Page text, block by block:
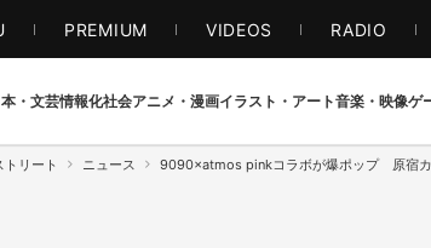
PREMIUM VIDEOS RADIO
本・文芸情報化社会アニメ・漫画イラスト・アート音楽・映像ゲ
トリート ニュース 9090×atmos pinkコラボが爆ポップ 原宿カ